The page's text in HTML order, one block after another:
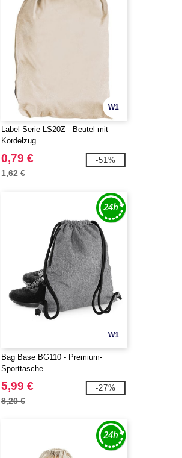
W1
Label Serie LS20Z - Beutel mit
Kordelzug
0,79 €
1,62 €
-51%
W1
Bag Base BG110 - Premium-
Sporttasche
5,99 €
8,20 €
-27%